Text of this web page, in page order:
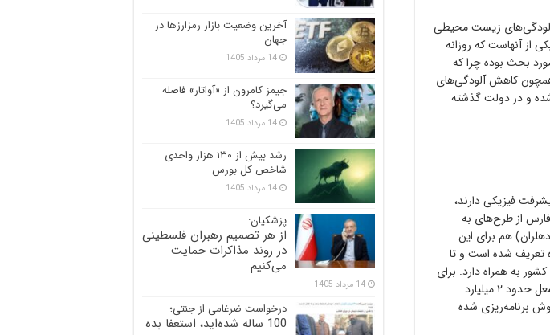
آلودگی‌های زیست محیطی
از آنهاست که روزانه
بحث بوده چرا که
کاهش آلودگی‌های
و در دولت گذشته
گذشته طرح‌های جمع‌آوری گازهای همراه، ۷۰ درصد پیشرفت فیزیکی دارند،
خلیج فارس از طرح‌های به
رسیده برای تحقق این هدف به شمار می‌آیند و کارخانه گاز و گاز مایع ۳۱۰۰ (دهلران) هم برای این
همراه تعریف شده است و تا
شد که درآمد ۲ میلیارد دلاری برای کشور به همراه دارد. برای
جمع‌آوری همه گازهای همراه و مشعل ظرفیت جمع‌آوری و فرآورش گازهای همراه و مشعل حدود ۲ میلیارد
در روز در قالب ۵ طرح بلندمدت و ۱۴ مزایده فروش برنامه‌ریزی شده
آخرین وضعیت بازار رمزارزها در
جهان
14 مرداد 1405
جیمز کامرون از «آواتار» فاصله
می‌گیرد؟
14 مرداد 1405
رشد بیش از ۱۳۰ هزار واحدی
شاخص کل بورس
14 مرداد 1405
پزشکیان:
از هر تصمیم رهبران فلسطینی
در روند مذاکرات حمایت
می‌کنیم
14 مرداد 1405
درخواست ضرغامی از جنتی؛
100 ساله شده‌اید، استعفا بده